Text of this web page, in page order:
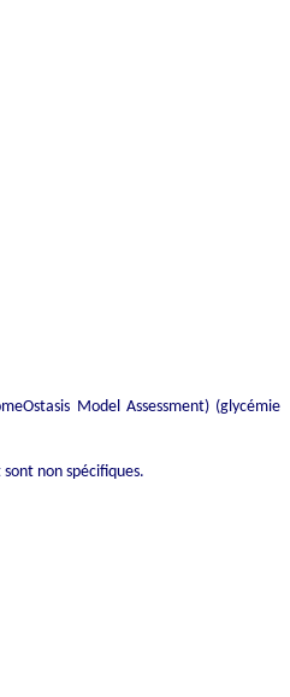
Model Assessment) (glycémie
non spécifiques.